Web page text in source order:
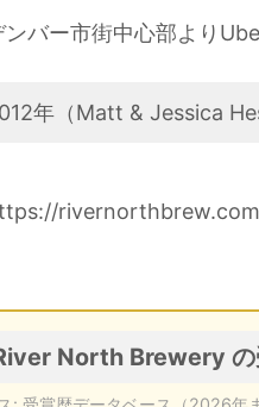
ンバー市街中心部より
年（Matt & Jessica
rivernorthbrew.com
North Brewery